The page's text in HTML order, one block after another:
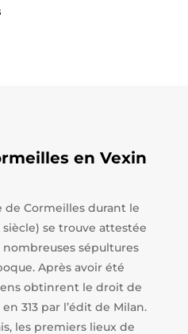
en Vexin
de Cormeilles durant le
se trouve attestée
sépultures
Après avoir été
obtinrent le droit de
313 par l’édit de Milan.
les premiers lieux de